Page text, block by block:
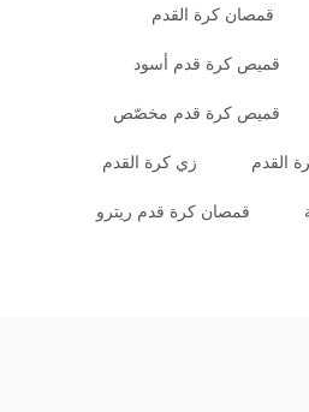
قمصان كرة القدم
قميص كرة قدم أسود
قميص كرة قدم مخصّص
القدم زي كرة القدم
قمصان كرة قدم ريترو